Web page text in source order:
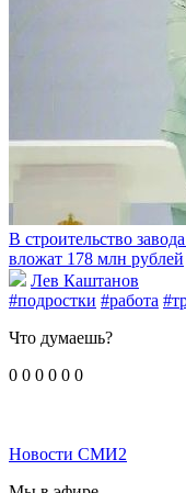
В строительство
вложат 178 млн рублей
Лев Каштанов
#подростки #работа
Что думаешь?
0 0 0 0 0 0
Новости СМИ2